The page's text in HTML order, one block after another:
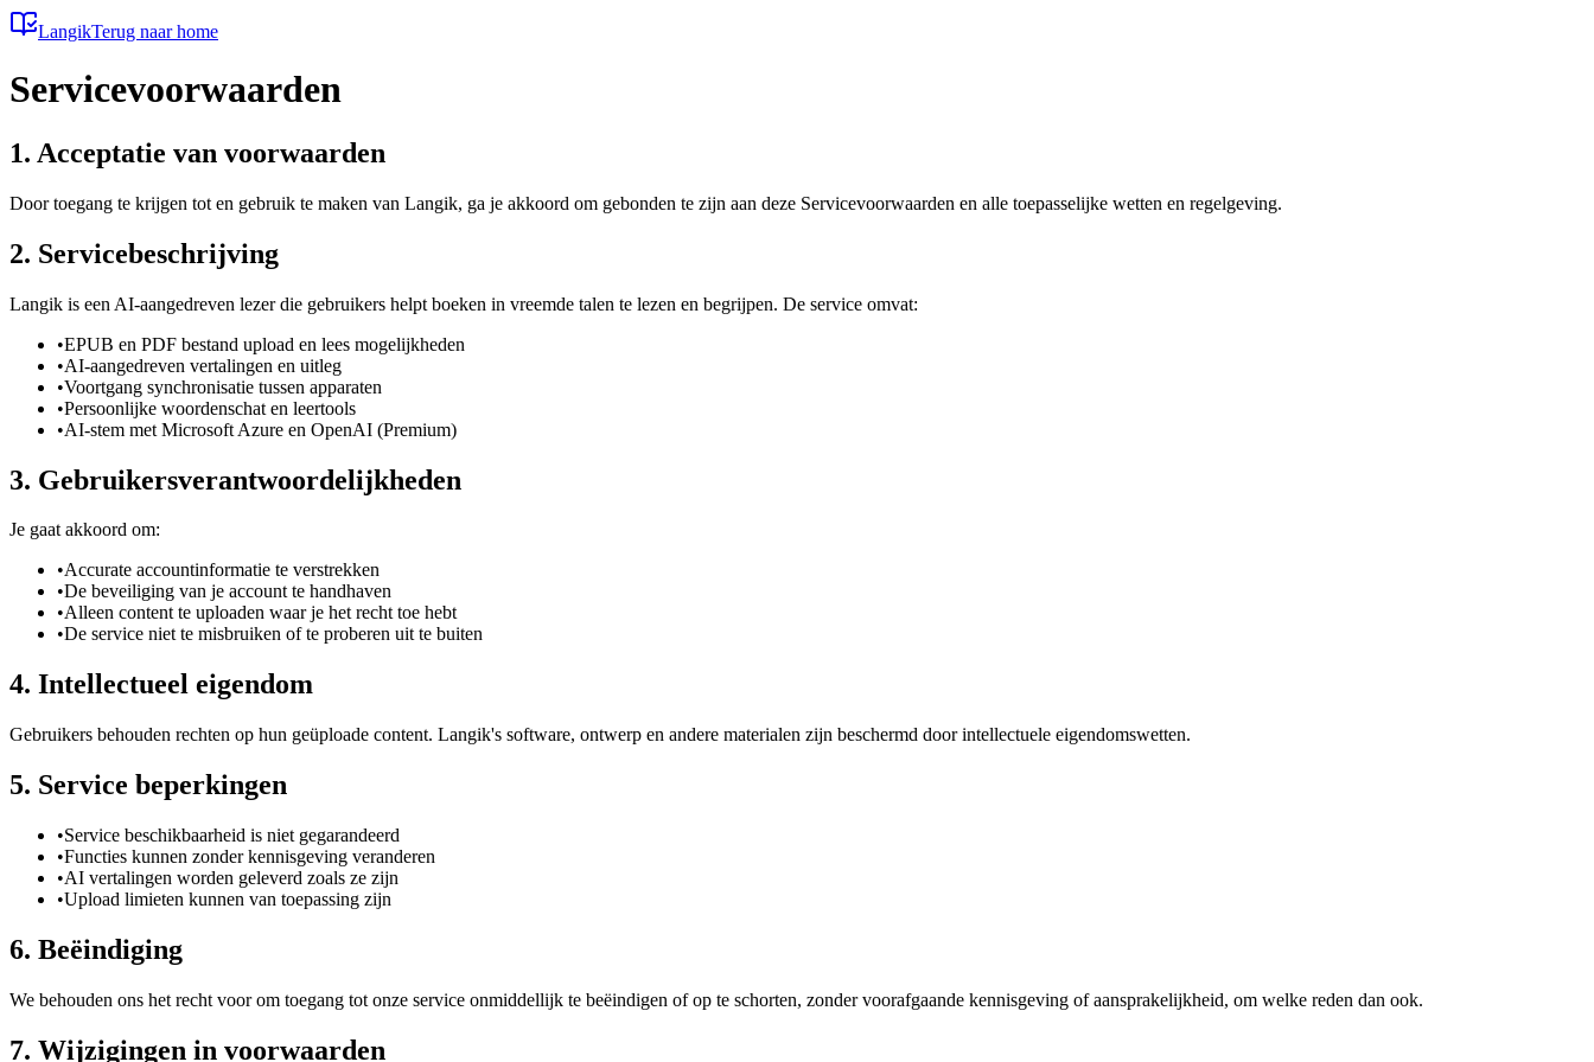
LangikTerug naar home
Servicevoorwaarden
1. Acceptatie van voorwaarden
Door toegang te krijgen tot en gebruik te maken van Langik, ga je akkoord om gebonden te zijn aan deze Servicevoorwaarden en alle toepasselijke wetten en regelgeving.
2. Servicebeschrijving
Langik is een AI-aangedreven lezer die gebruikers helpt boeken in vreemde talen te lezen en begrijpen. De service omvat:
•EPUB en PDF bestand upload en lees mogelijkheden
•AI-aangedreven vertalingen en uitleg
•Voortgang synchronisatie tussen apparaten
•Persoonlijke woordenschat en leertools
•AI-stem met Microsoft Azure en OpenAI (Premium)
3. Gebruikersverantwoordelijkheden
Je gaat akkoord om:
•Accurate accountinformatie te verstrekken
•De beveiliging van je account te handhaven
•Alleen content te uploaden waar je het recht toe hebt
•De service niet te misbruiken of te proberen uit te buiten
4. Intellectueel eigendom
Gebruikers behouden rechten op hun geüploade content. Langik's software, ontwerp en andere materialen zijn beschermd door intellectuele eigendomswetten.
5. Service beperkingen
•Service beschikbaarheid is niet gegarandeerd
•Functies kunnen zonder kennisgeving veranderen
•AI vertalingen worden geleverd zoals ze zijn
•Upload limieten kunnen van toepassing zijn
6. Beëindiging
We behouden ons het recht voor om toegang tot onze service onmiddellijk te beëindigen of op te schorten, zonder voorafgaande kennisgeving of aansprakelijkheid, om welke reden dan ook.
7. Wijzigingen in voorwaarden